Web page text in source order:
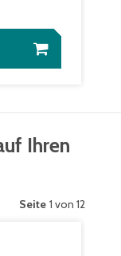
Ihren
Seite 1 von 12